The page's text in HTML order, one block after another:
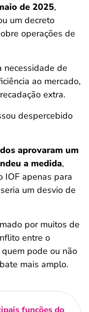
de 2025,
um decreto
operações de
necessidade de
ao mercado,
extra.
despercebido
aprovaram um
a medida,
IOF apenas para
um desvio de
por muitos de
entre o
pode ou não
mais amplo.